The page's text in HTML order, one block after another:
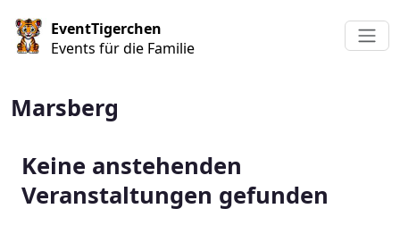
EventTigerchen
Events für die Familie
Marsberg
Keine anstehenden
Veranstaltungen gefunden